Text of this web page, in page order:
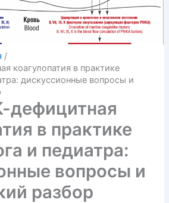
коагулопатия в практике
дискуссионные вопросы и
дефицитная
в практике
и педиатра:
вопросы и
разбор